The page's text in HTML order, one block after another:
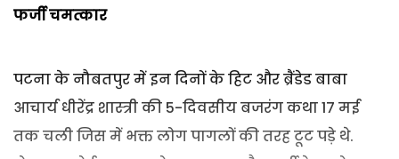
फर्जी चमत्कार
पटना के नौबतपुर में इन दिनों के हिट और ब्रैंडेड बाबा
आचार्य धीरेंद्र शास्त्री की 5-दिवसीय बजरंग कथा 17 मई
तक चली जिस में भक्त लोग पागलों की तरह टूट पड़े थे.